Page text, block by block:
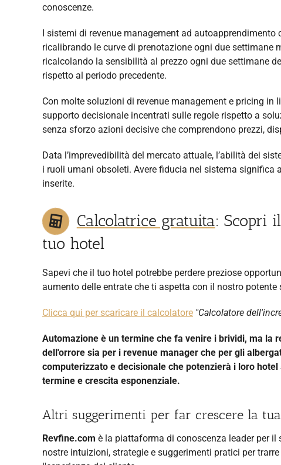
conoscenze.
I sistemi di revenue management ad
ricalibrando le curve di prenotazione ogni due settimane
ricalcolando la sensibilità al prezzo ogni due settimane
rispetto al periodo precedente.
Con molte soluzioni di revenue management e pricing
supporto decisionale incentrati sulle regole rispetto a
senza sforzo azioni decisive che comprendono prezzi,
Data l’imprevedibilità del mercato attuale, l’abilità dei
i ruoli umani obsoleti. Avere fiducia nel sistema
inserite.
Calcolatrice gratuita: Scopri
tuo hotel
Sapevi che il tuo hotel potrebbe perdere preziose
aumento delle entrate che ti aspetta con il nostro
Clicca qui per scaricare il calcolatore "Calcolatore
Automazione è un termine che fa venire i brividi, ma la
dell'orrore sia per i revenue manager che per gli
computerizzato e decisionale che potenzierà i loro
termine e crescita esponenziale.
Altri suggerimenti per far crescere la
Revfine.com è la piattaforma di conoscenza leader per
nostre intuizioni, strategie e suggerimenti pratici per